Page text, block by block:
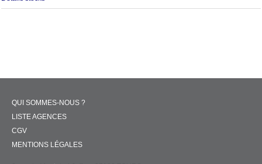
QUI SOMMES-NOUS ?
LISTE AGENCES
CGV
MENTIONS LÉGALES